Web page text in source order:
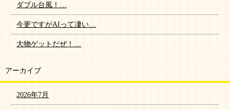
ダブル台風！…
今更ですがAIって凄い…
大物ゲットだぜ！…
アーカイブ
2026年7月